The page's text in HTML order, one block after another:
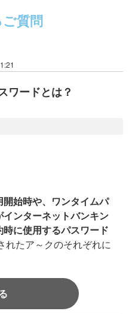
質問
ワードとは？
始時や、ワンタイムパ
ンターネットバンキン
に使用するパスワード
れたア～クのそれぞれに